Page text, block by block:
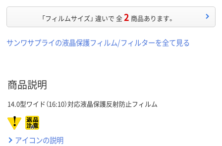
「フィルムサイズ」 違いで 全2 商品あります。
サンワサプライの液晶保護フィルム/フィルターを全て見る
商品説明
14.0型ワイド（16:10）対応液晶保護反射防止フィルム
アイコンの説明